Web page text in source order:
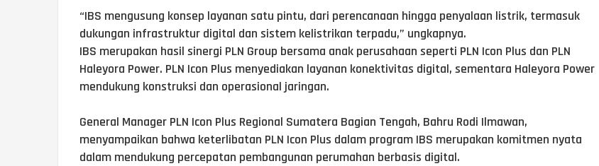
“IBS mengusung konsep layanan satu pintu, dari perencanaan hingga penyalaan listrik, termasuk
dukungan infrastruktur digital dan sistem kelistrikan terpadu,” ungkapnya.
IBS merupakan hasil sinergi PLN Group bersama anak perusahaan seperti PLN Icon Plus dan PLN
Haleyora Power. PLN Icon Plus menyediakan layanan konektivitas digital, sementara Haleyora Power
mendukung konstruksi dan operasional jaringan.
General Manager PLN Icon Plus Regional Sumatera Bagian Tengah, Bahru Rodi Ilmawan,
menyampaikan bahwa keterlibatan PLN Icon Plus dalam program IBS merupakan komitmen nyata
dalam mendukung percepatan pembangunan perumahan berbasis digital.